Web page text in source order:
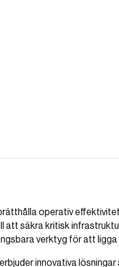
operativ
att säkra kritisk
verktyg för att
innovativa